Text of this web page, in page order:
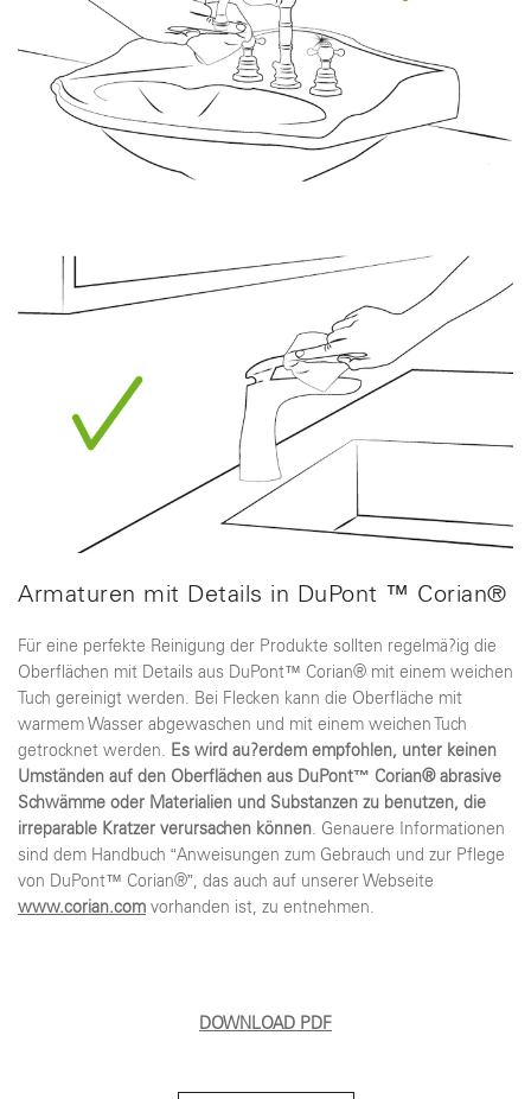
Armaturen mit Details in DuPont ™ Corian®
Für eine perfekte Reinigung der Produkte sollten regelmä?ig die
Oberflächen mit Details aus DuPont™ Corian® mit einem weichen
Tuch gereinigt werden. Bei Flecken kann die Oberfläche mit
warmem Wasser abgewaschen und mit einem weichen Tuch
getrocknet werden. Es wird au?erdem empfohlen, unter keinen
Umständen auf den Oberflächen aus DuPont™ Corian® abrasive
Schwämme oder Materialien und Substanzen zu benutzen, die
irreparable Kratzer verursachen können. Genauere Informationen
sind dem Handbuch “Anweisungen zum Gebrauch und zur Pflege
von DuPont™ Corian®”, das auch auf unserer Webseite
www.corian.com vorhanden ist, zu entnehmen.
DOWNLOAD PDF